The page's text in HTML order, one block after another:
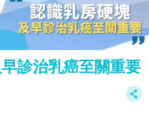
診治乳癌至關重要